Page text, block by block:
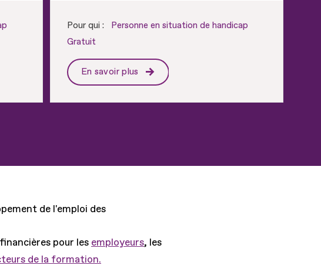
Pour qui :
Personne en situation de handicap
Gratuit
En savoir plus
de l'emploi des
pour les employeurs, les
de la formation.